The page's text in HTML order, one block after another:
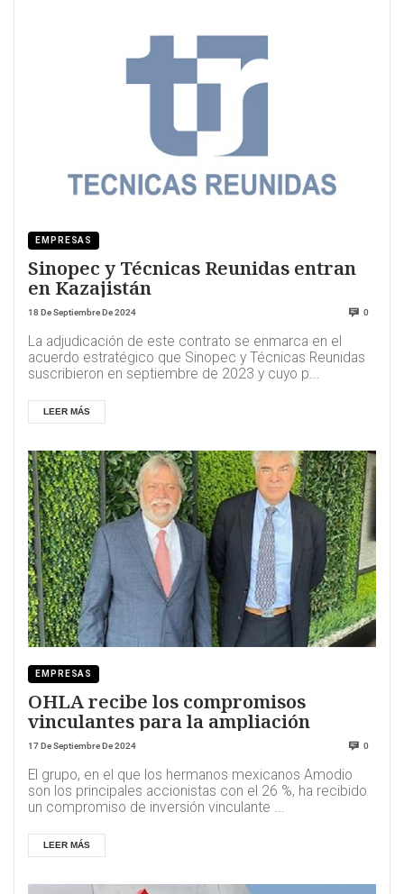
EMPRESAS
Sinopec y Técnicas Reunidas entran
en Kazajistán
18 De Septiembre De 2024 0
La adjudicación de este contrato se enmarca en el
acuerdo estratégico que Sinopec y Técnicas Reunidas
suscribieron en septiembre de 2023 y cuyo p...
LEER MÁS
EMPRESAS
OHLA recibe los compromisos
vinculantes para la ampliación
17 De Septiembre De 2024 0
El grupo, en el que los hermanos mexicanos Amodio
son los principales accionistas con el 26 %, ha recibido
un compromiso de inversión vinculante ...
LEER MÁS